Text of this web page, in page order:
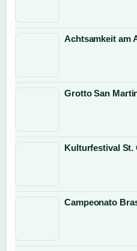
Achtsamkeit am
Grotto San
Kulturfestival St.
Campeonato